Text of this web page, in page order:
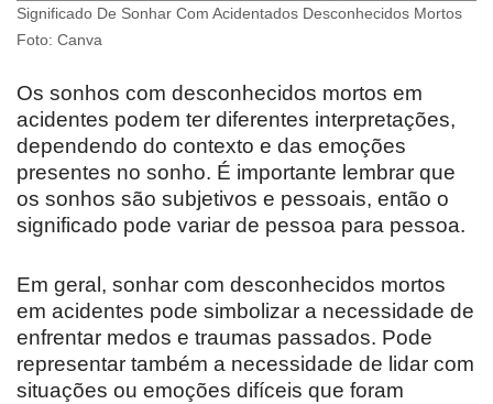
Significado De Sonhar Com Acidentados Desconhecidos Mortos
Foto: Canva
Os sonhos com desconhecidos mortos em
acidentes podem ter diferentes interpretações,
dependendo do contexto e das emoções
presentes no sonho. É importante lembrar que
os sonhos são subjetivos e pessoais, então o
significado pode variar de pessoa para pessoa.
Em geral, sonhar com desconhecidos mortos
em acidentes pode simbolizar a necessidade de
enfrentar medos e traumas passados. Pode
representar também a necessidade de lidar com
situações ou emoções difíceis que foram